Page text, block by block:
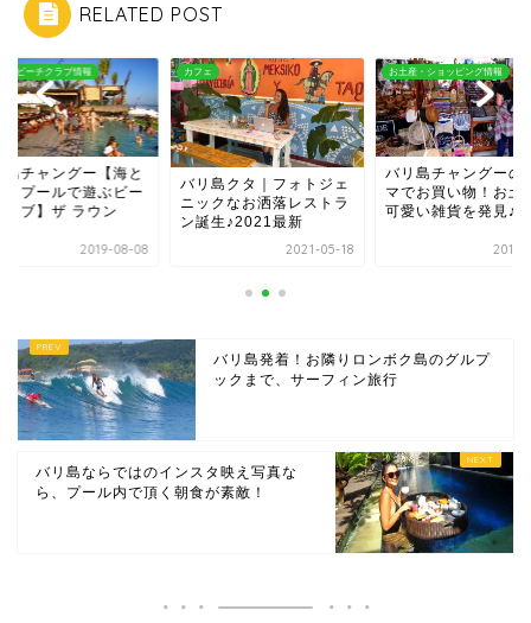
RELATED POST
島クタ｜フォトジェ
クなお洒落レストラ
生♪2021最新
2021-05-18
お土産・ショッピング情報
バリ島チャングーのフリ
マでお買い物！お土産や
可愛い雑貨を発見♪
2018-07-17
ビーチ・ビーチクラブ情報
バリ島チャングー【
芝生とプールで遊ぶ
チクラブ】ザ ラウン
2019-
バリ島発着！お隣りロンボク島のグルプ
ックまで、サーフィン旅行
バリ島ならではのインスタ映え写真な
ら、プール内で頂く朝食が素敵！